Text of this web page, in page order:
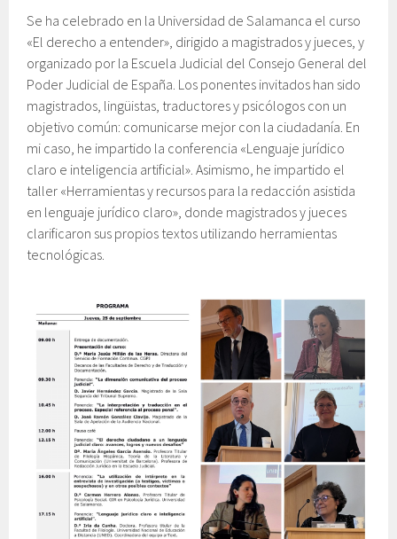
Se ha celebrado en la Universidad de Salamanca el curso
«El derecho a entender», dirigido a magistrados y jueces, y
organizado por la Escuela Judicial del Consejo General del
Poder Judicial de España. Los ponentes invitados han sido
magistrados, lingüistas, traductores y psicólogos con un
objetivo común: comunicarse mejor con la ciudadanía. En
mi caso, he impartido la conferencia «Lenguaje jurídico
claro e inteligencia artificial». Asimismo, he impartido el
taller «Herramientas y recursos para la redacción asistida
en lenguaje jurídico claro», donde magistrados y jueces
clarificaron sus propios textos utilizando herramientas
tecnológicas.